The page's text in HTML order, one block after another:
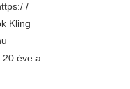
/
Kling
20 éve a